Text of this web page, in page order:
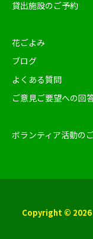
貸出施設のご予約
花ごよみ
ブログ
よくある質問
ご意見ご要望への回
ボランティア活動の
Copyright © 2026